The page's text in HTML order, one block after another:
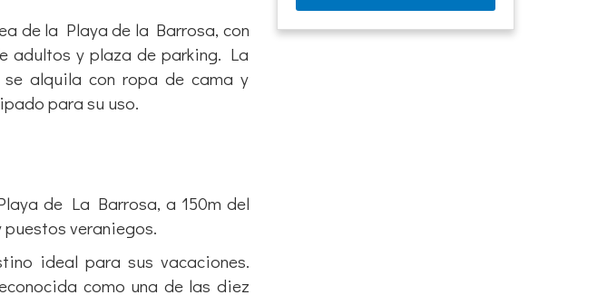
de la Playa de la Barrosa, con
adultos y plaza de parking. La
alquila con ropa de cama y
para su uso.
de La Barrosa, a 150m del
veraniegos.
ideal para sus vacaciones.
como una de las diez